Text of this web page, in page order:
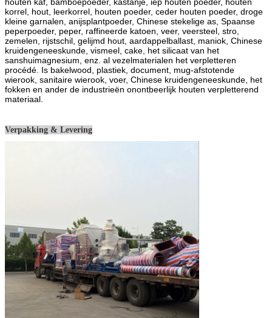
korrel, hout, leerkorrel, houten poeder, ceder houten poeder, droge
kleine garnalen, anijsplantpoeder, Chinese stekelige as, Spaanse
peperpoeder, peper, raffineerde katoen, veer, veersteel, stro,
zemelen, rijstschil, gelijmd hout, aardappelballast, maniok, Chinese
kruidengeneeskunde, vismeel, cake, het silicaat van het
sanshuimagnesium, enz. al vezelmaterialen het verpletteren
procédé. Is bakelwood, plastiek, document, mug-afstotende
wierook, sanitaire wierook, voer, Chinese kruidengeneeskunde, het
fokken en ander de industrieën onontbeerlijk houten verpletterend
materiaal.
Verpakking & Levering